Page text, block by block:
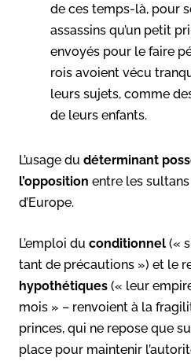
de ces temps-là, pour
assassins qu’un petit
envoyés pour le faire
rois avoient vécu
leurs sujets, comme
de leurs enfants.
L’usage du déterminant
l’opposition entre les
d’Europe.
L’emploi du conditionnel («
tant de précautions ») et le
hypothétiques (« leur
mois » – renvoient à la
princes, qui ne repose que
place pour maintenir